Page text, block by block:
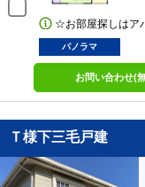
☆お部屋探しはア
パノラマ
お問い合わせ(
Ｔ様下三毛戸建